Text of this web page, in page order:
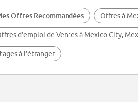
Offres Recommandées Offres à
d'emploi de Ventes à Mexico City,
à l'étranger